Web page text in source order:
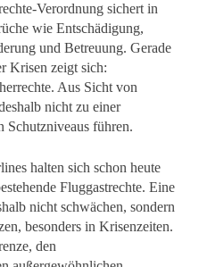
Verordnung sichert in
wie Entschädigung,
und Betreuung. Gerade
Krisen zeigt sich:
Aus Sicht von
nicht zu einer
Schutzniveaus führen.
halten sich schon heute
Fluggastrechte. Eine
nicht schwächen, sondern
besonders in Krisenzeiten.
den